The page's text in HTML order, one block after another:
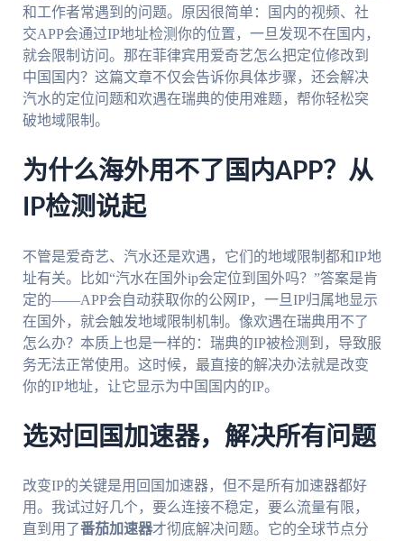
和工作者常遇到的问题。原因很简单：国内的视频、社
交APP会通过IP地址检测你的位置，一旦发现不在国内，
就会限制访问。那在菲律宾用爱奇艺怎么把定位修改到
中国国内？这篇文章不仅会告诉你具体步骤，还会解决
汽水的定位问题和欢遇在瑞典的使用难题，帮你轻松突
破地域限制。
为什么海外用不了国内APP？从
IP检测说起
不管是爱奇艺、汽水还是欢遇，它们的地域限制都和IP地
址有关。比如“汽水在国外ip会定位到国外吗？”答案是肯
定的——APP会自动获取你的公网IP，一旦IP归属地显示
在国外，就会触发地域限制机制。像欢遇在瑞典用不了
怎么办？本质上也是一样的：瑞典的IP被检测到，导致服
务无法正常使用。这时候，最直接的解决办法就是改变
你的IP地址，让它显示为中国国内的IP。
选对回国加速器，解决所有问题
改变IP的关键是用回国加速器，但不是所有加速器都好
用。我试过好几个，要么连接不稳定，要么流量有限，
直到用了番茄加速器才彻底解决问题。它的全球节点分